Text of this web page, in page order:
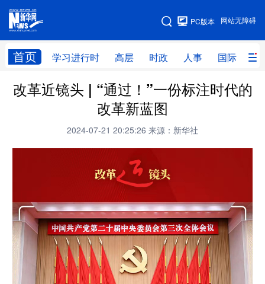
网站无障碍
PC版本
首页 学习进行时 高层 时政 人事 国际 财
网站地图
学习进行时 高层 时政 人事
财经 网评
访谈 视频 图片 政务
法律 中央文件 金融 汽车
食品 人居 信息化 数字经济
改革近镜头 | “通过！”一份标注时代的
改革新蓝图
2024-07-21 20:25:26 来源：新华社